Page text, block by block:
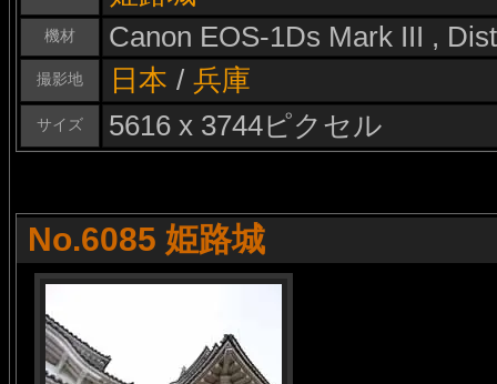
機材 Canon EOS-1Ds Mark III ,
撮影地 日本 / 兵庫
サイズ 5616 x 3744ピクセル
No.6085 姫路城